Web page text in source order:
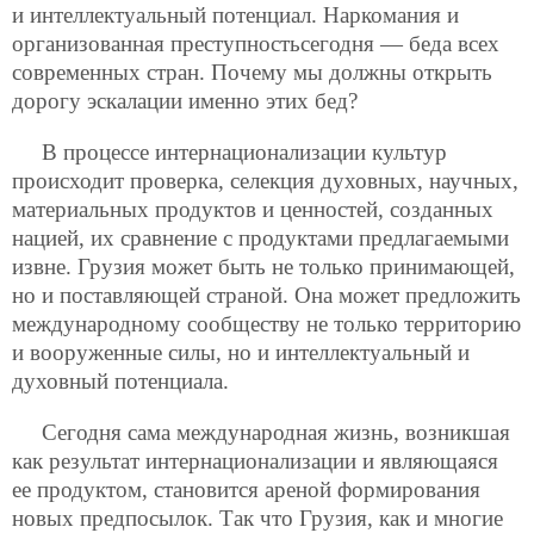
и интеллектуальный потенциал. Наркомания и
организованная преступностьсегодня — беда всех
современных стран. Почему мы должны открыть
дорогу эскалации именно этих бед?
В процессе интернационализации культур
происходит проверка, селекция духовных, научных,
материальных продуктов и ценностей, созданных
нацией, их сравнение с продуктами предлагаемыми
извне. Грузия может быть не только принимающей,
но и поставляющей страной. Она может предложить
международному сообществу не только территорию
и вооруженные силы, но и интеллектуальный и
духовный потенциала.
Сегодня сама международная жизнь, возникшая
как результат интернационализации и являющаяся
ее продуктом, становится ареной формирования
новых предпосылок. Так что Грузия, как и многие